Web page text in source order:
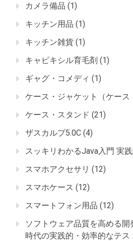
カメラ備品 (1)
キッチン用品 (1)
キッチン雑貨 (1)
キャピキシル育毛剤 (1)
ギャグ・コメディ (1)
ケース・ジャケット（ケース
ケース・スタンド (21)
ザスカルプ5.0C (4)
スッキリわかるJava入門 実
スマホアクセサリ (12)
スマホケース (12)
スマートフォン用品 (12)
ソフトウェア品質を高める
時代の実践的・効率的なテス